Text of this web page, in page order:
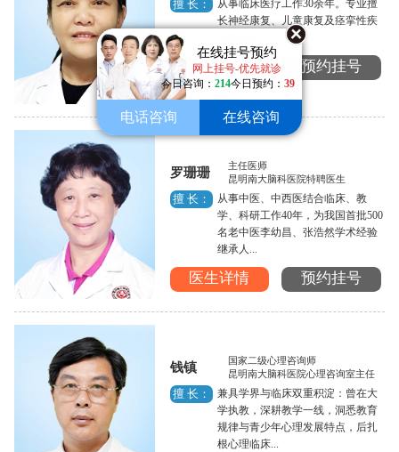
在线挂号预约
网上挂号-优先就诊
今日咨询： 214今日预约： 39
电话咨询 在线咨询
擅 长：
从事临床医疗工作30余年。专业擅
长神经康复、儿童康复及痉挛性疾
医生详情 预约挂号
罗珊珊
主任医师
昆明南大脑科医院特聘医生
擅 长：
从事中医、中西医结合临床、教
学、科研工作40年，为我国首批500
名老中医李幼昌、张浩然学术经验
继承人...
医生详情 预约挂号
钱镇
国家二级心理咨询师
昆明南大脑科医院心理咨询室主任
擅 长：
兼具学界与临床双重积淀：曾在大
学执教，深耕教学一线，洞悉教育
规律与青少年心理发展特点，后扎
根心理临床...